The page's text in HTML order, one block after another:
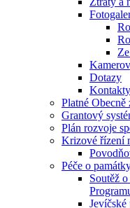
Dotazy
Kontakty
Platné
Grantový
Plán rozvoje
Krizové řízení
Péče o
Soutěž